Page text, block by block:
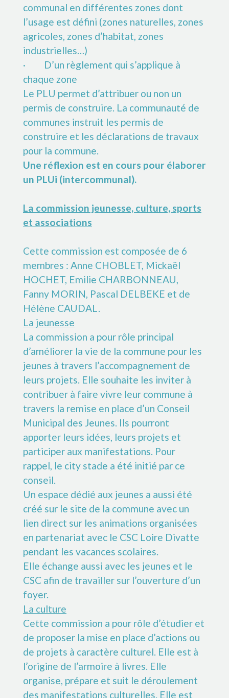
communal en différentes zones dont
l’usage est défini (zones naturelles, zones
agricoles, zones d’habitat, zones
industrielles…)
· D’un règlement qui s’applique à
chaque zone
Le PLU permet d’attribuer ou non un
permis de construire. La communauté de
communes instruit les permis de
construire et les déclarations de travaux
pour la commune.
Une réflexion est en cours pour élaborer
un PLUi (intercommunal).
La commission jeunesse, culture, sports
et associations
Cette commission est composée de 6
membres : Anne CHOBLET, Mickaël
HOCHET, Emilie CHARBONNEAU,
Fanny MORIN, Pascal DELBEKE et de
Hélène CAUDAL.
La jeunesse
La commission a pour rôle principal
d’améliorer la vie de la commune pour les
jeunes à travers l’accompagnement de
leurs projets. Elle souhaite les inviter à
contribuer à faire vivre leur commune à
travers la remise en place d’un Conseil
Municipal des Jeunes. Ils pourront
apporter leurs idées, leurs projets et
participer aux manifestations. Pour
rappel, le city stade a été initié par ce
conseil.
Un espace dédié aux jeunes a aussi été
créé sur le site de la commune avec un
lien direct sur les animations organisées
en partenariat avec le CSC Loire Divatte
pendant les vacances scolaires.
Elle échange aussi avec les jeunes et le
CSC afin de travailler sur l’ouverture d’un
foyer.
La culture
Cette commission a pour rôle d’étudier et
de proposer la mise en place d’actions ou
de projets à caractère culturel. Elle est à
l’origine de l’armoire à livres. Elle
organise, prépare et suit le déroulement
des manifestations culturelles. Elle est